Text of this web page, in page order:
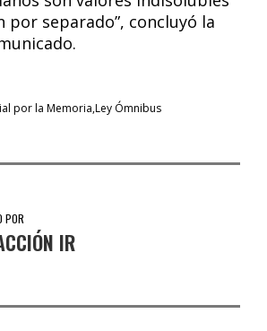
por separado”, concluyó la
por la Memoria Ley Ómnibus
POR
IR